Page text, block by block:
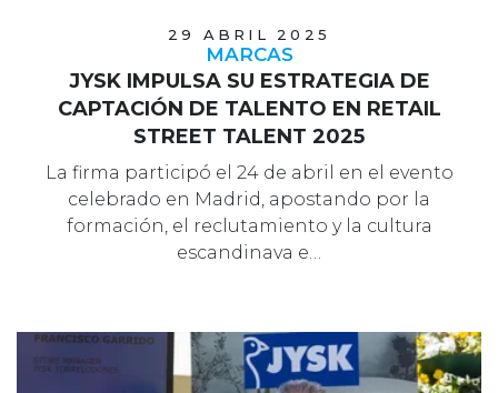
29 ABRIL 2025
MARCAS
JYSK IMPULSA SU ESTRATEGIA DE
CAPTACIÓN DE TALENTO EN RETAIL
STREET TALENT 2025
La firma participó el 24 de abril en el evento
celebrado en Madrid, apostando por la
formación, el reclutamiento y la cultura
escandinava e…